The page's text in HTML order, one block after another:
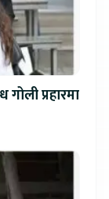
गोली प्रहारमा